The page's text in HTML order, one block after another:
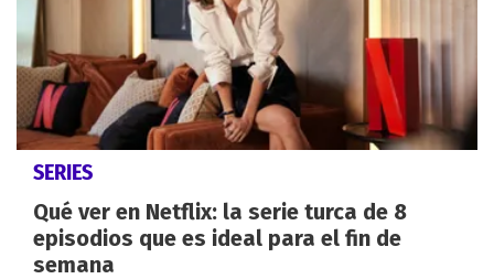
SERIES
Qué ver en Netflix: la serie turca de 8
episodios que es ideal para el fin de
semana